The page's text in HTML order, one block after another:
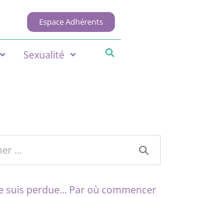
Espace Adhérents
Sexualité
suis perdue… Par où commencer